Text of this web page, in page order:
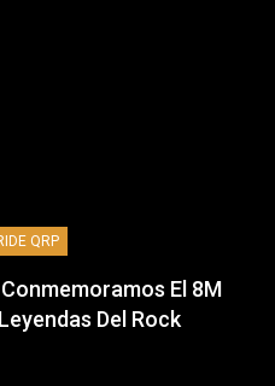
QRP
El 8M
Del Rock